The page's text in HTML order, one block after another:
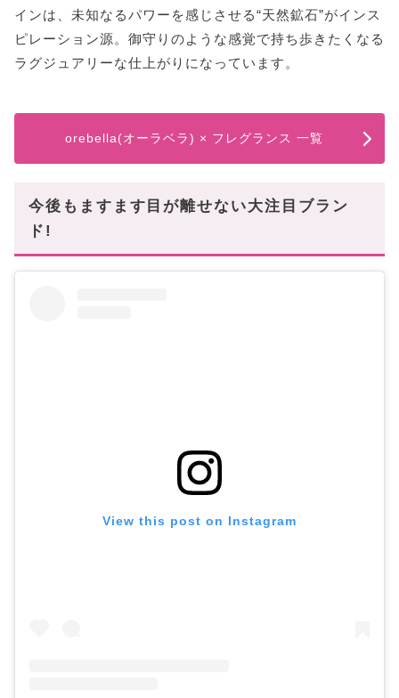
インは、未知なるパワーを感じさせる“天然鉱石”がインス
ピレーション源。御守りのような感覚で持ち歩きたくなる
ラグジュアリーな仕上がりになっています。
orebella(オーラベラ) × フレグランス 一覧
今後もますます目が離せない大注目ブラン
ド!
View this post on Instagram